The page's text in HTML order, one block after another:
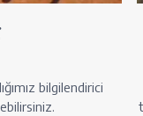
bilgilendirici